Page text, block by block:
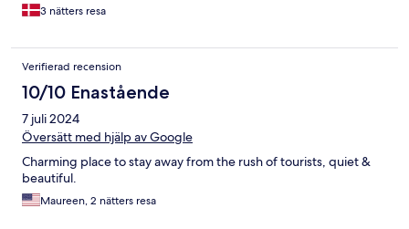
3 nätters resa
Verifierad recension
10/10 Enastående
7 juli 2024
Översätt med hjälp av Google
Charming place to stay away from the rush of tourists, quiet &
beautiful.
Maureen, 2 nätters resa